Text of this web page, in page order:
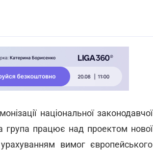
національної законодавчої
працює над проектом нової
вимог європейського